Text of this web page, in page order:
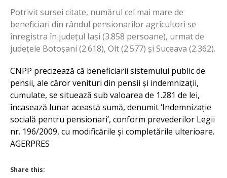
Potrivit sursei citate, numărul cel mai mare de
beneficiari din rândul pensionarilor agricultori se
înregistra în județul Iași (3.858 persoane), urmat de
județele Botoșani (2.618), Olt (2.577) și Suceava (2.362).
CNPP precizează că beneficiarii sistemului public de
pensii, ale căror venituri din pensii și indemnizații,
cumulate, se situează sub valoarea de 1.281 de lei,
încasează lunar această sumă, denumit ‘Indemnizație
socială pentru pensionari’, conform prevederilor Legii
nr. 196/2009, cu modificările și completările ulterioare.
AGERPRES
Share this: